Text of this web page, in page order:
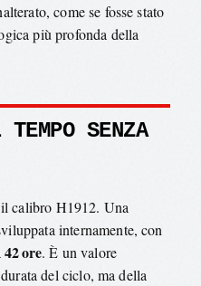
come se fosse stato
più profonda della
SENZA
calibro H1912. Una
internamente, con
42 ore. È un valore
del ciclo, ma della